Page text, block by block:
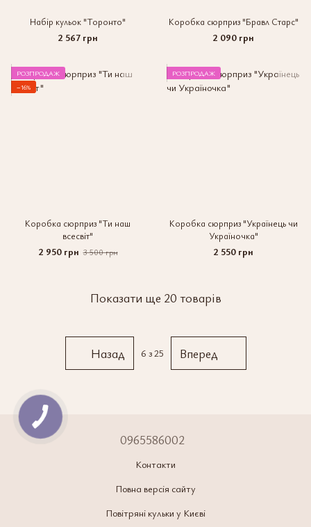
Набір кульок "Торонто"
2 567 грн
Коробка сюрприз "Бравл Старс"
2 090 грн
РОЗПРОДАЖ
−16%
Коробка сюрприз "Ти наш
всесвіт"
2 950 грн 3 500 грн
РОЗПРОДАЖ
Коробка сюрприз "Українець чи
Україночка"
2 550 грн
Показати ще 20 товарів
Назад 6 з 25 Вперед
0965586002
Контакти
Повна версія сайту
Повітряні кульки у Києві